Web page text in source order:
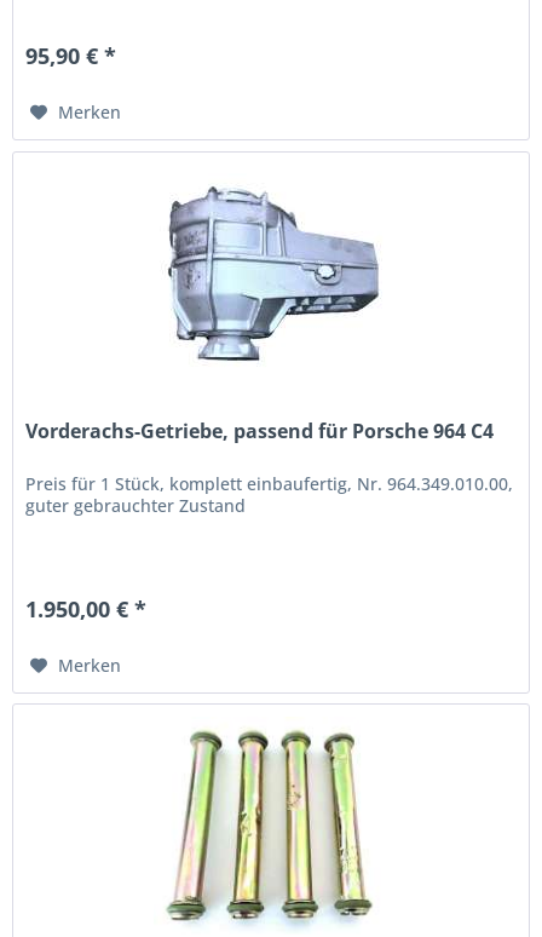
95,90 € *
Merken
Vorderachs-Getriebe, passend für Porsche 964 C4
Preis für 1 Stück, komplett einbaufertig, Nr. 964.349.010.00,
guter gebrauchter Zustand
1.950,00 € *
Merken